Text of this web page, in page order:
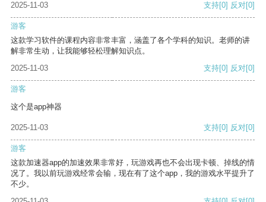
2025-11-03 支持[0] 反对[0]
游客
这款学习软件的课程内容非常丰富，涵盖了各个学科的知识。老师的讲
解非常生动，让我能够轻松理解知识点。
2025-11-03
支持[0] 反对[0]
游客
这个是app神器
2025-11-03 支持[0] 反对[0]
游客
这款加速器app的加速效果非常好，玩游戏再也不会出现卡顿、掉线的情
况了。我以前玩游戏经常会输，现在有了这个app，我的游戏水平提升了
不少。